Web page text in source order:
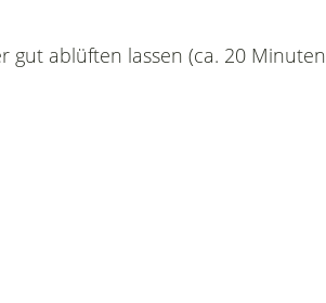
gut ablüften lassen (ca. 20 Minuten